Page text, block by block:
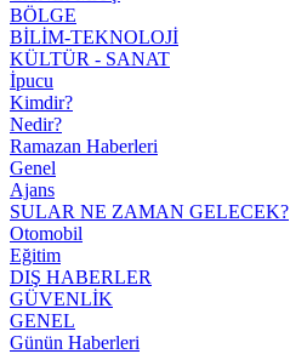
BÖLGE
BİLİM-TEKNOLOJİ
KÜLTÜR - SANAT
İpucu
Kimdir?
Nedir?
Ramazan Haberleri
Genel
Ajans
SULAR NE ZAMAN GELECEK?
Otomobil
Eğitim
DIŞ HABERLER
GÜVENLİK
GENEL
Günün Haberleri